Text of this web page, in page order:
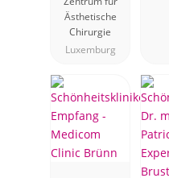
Esthétique
Dr Assassi
Ästhetische
Chirurgie
Luxemburg